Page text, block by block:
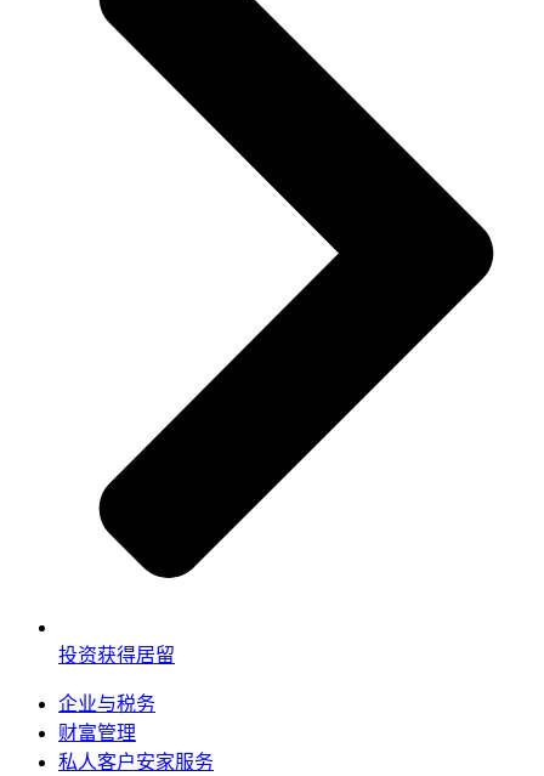
投资获得居留
企业与税务
财富管理
私人客户安家服务